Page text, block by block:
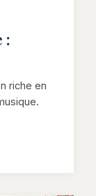
:
riche en